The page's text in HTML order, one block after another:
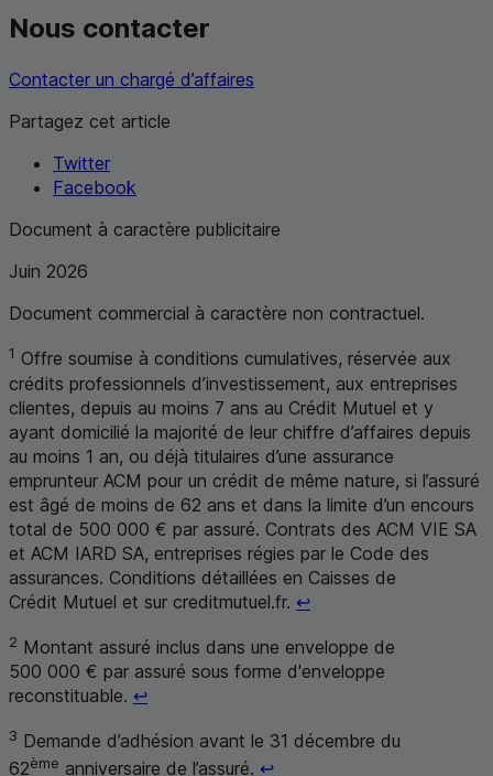
Nous contacter
Contacter un chargé d’affaires
Partagez cet article
Twitter
Facebook
Document à caractère publicitaire
Juin 2026
Document commercial à caractère non contractuel.
1 Offre soumise à conditions cumulatives, réservée aux
crédits professionnels d’investissement, aux entreprises
clientes, depuis au moins 7 ans au Crédit Mutuel et y
ayant domicilié la majorité de leur chiffre d’affaires depuis
au moins 1 an, ou déjà titulaires d’une assurance
emprunteur ACM pour un crédit de même nature, si l’assuré
est âgé de moins de 62 ans et dans la limite d’un encours
total de 500 000 € par assuré. Contrats des ACM VIE SA
et ACM IARD SA, entreprises régies par le Code des
assurances. Conditions détaillées en Caisses de
Crédit Mutuel et sur creditmutuel.fr. ↩Retour au renvoi 1
2 Montant assuré inclus dans une enveloppe de
500 000 € par assuré sous forme d'enveloppe
reconstituable. ↩Retour au renvoi 2
3 Demande d’adhésion avant le 31 décembre du
62ème anniversaire de l’assuré. ↩Retour au renvoi 3